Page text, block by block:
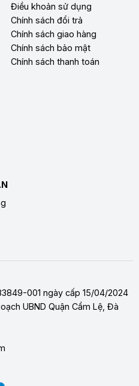
Điều khoản sử dụng
Chính sách đổi trả
Chính sách giao hàng
Chính sách bảo mật
Chính sách thanh toán
001 ngày cấp 15/04/2024
UBND Quận Cẩm Lệ, Đà